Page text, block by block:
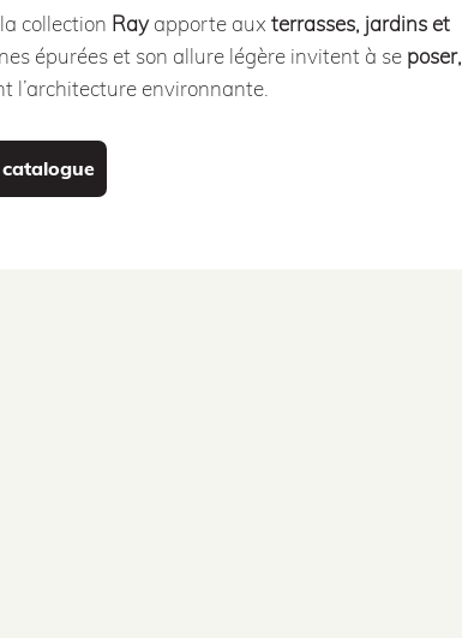
collection Rayapporte aux terrasses, jardins et
épurées et son allure légère invitent à se poser,
l’architecture environnante.